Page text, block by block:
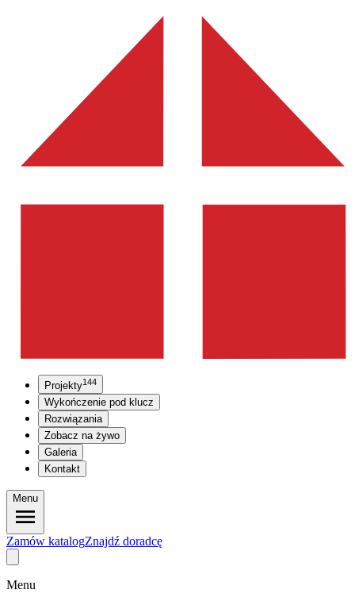
Projekty144
Wykończenie pod klucz
Rozwiązania
Zobacz na żywo
Galeria
Kontakt
Menu
Zamów katalogZnajdź doradcę
Menu